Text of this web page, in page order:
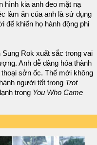
hình kia anh đeo mặt nạ
làm ăn của anh là sử dụng
để khiến họ hành động phi
Rok xuất sắc trong vai
Anh dễ dàng hóa thành
sởn ốc. Thế mới không
người tốt trong Trot
trong You Who Came